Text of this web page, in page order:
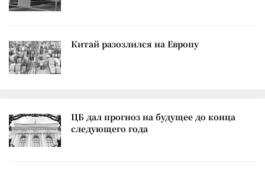
Китай разозлился на Европу
ЦБ дал прогноз на будущее до конца
следующего года